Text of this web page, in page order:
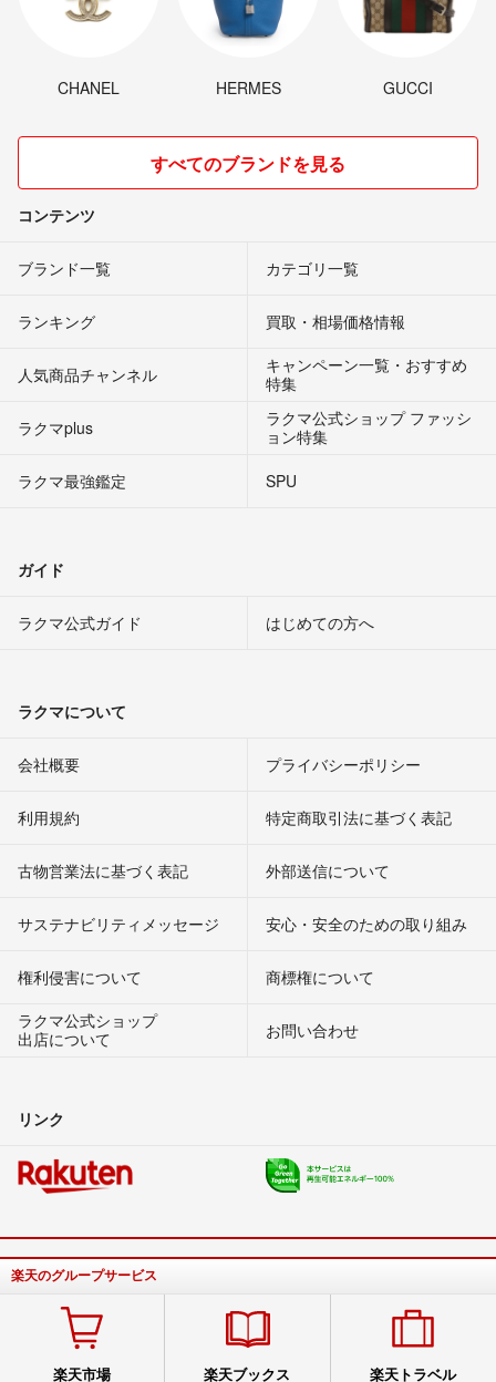
CHANEL HERMES GUCCI
すべてのブランドを見る
コンテンツ
ブランド一覧 カテゴリ一覧
ランキング 買取・相場価格情報
人気商品チャンネル
キャンペーン一覧・おすすめ
特集
ラクマplus
ラクマ公式ショップ ファッシ
ョン特集
ラクマ最強鑑定
SPU
ガイド
ラクマ公式ガイド はじめての方へ
ラクマについて
会社概要 プライバシーポリシー
利用規約 特定商取引法に基づく表記
古物営業法に基づく表記 外部送信について
サステナビリティメッセージ 安心・安全のための取り組み
権利侵害について
商標権について
ラクマ公式ショップ
出店について
お問い合わせ
リンク
楽天のグループサービス
楽天市場 楽天ブックス 楽天トラベル